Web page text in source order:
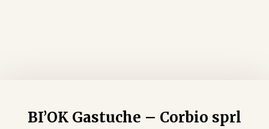
BI’OK Gastuche – Corbio sprl